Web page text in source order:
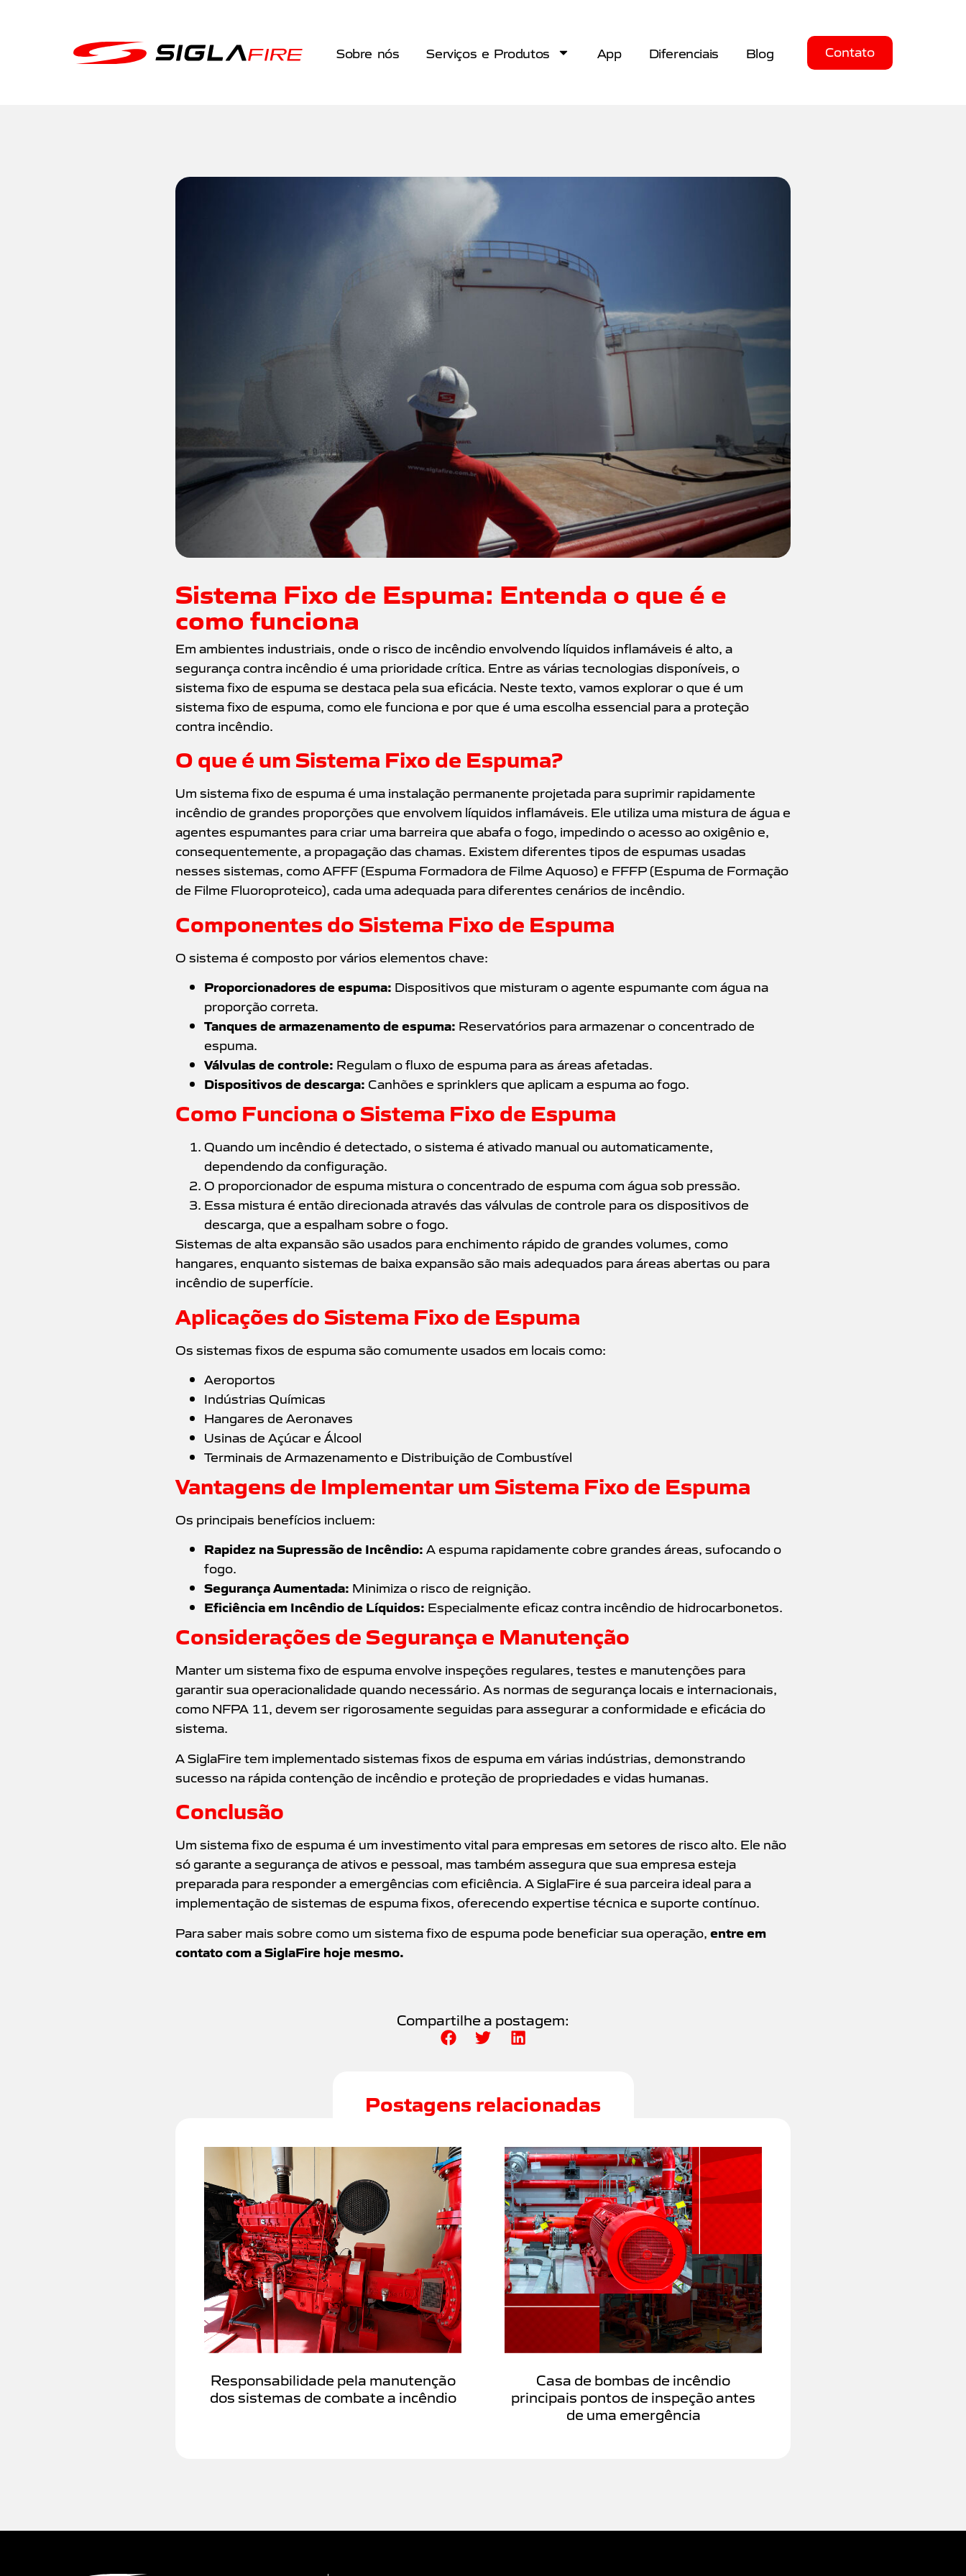
Sobre nós Serviços e Produtos App Diferenciais Blog Contato
Sistema Fixo de Espuma: Entenda o que é e
como funciona
Em ambientes industriais, onde o risco de incêndio envolvendo líquidos inflamáveis é alto, a
segurança contra incêndio é uma prioridade crítica. Entre as várias tecnologias disponíveis, o
sistema fixo de espuma se destaca pela sua eficácia. Neste texto, vamos explorar o que é um
sistema fixo de espuma, como ele funciona e por que é uma escolha essencial para a proteção
contra incêndio.
O que é um Sistema Fixo de Espuma?
Um sistema fixo de espuma é uma instalação permanente projetada para suprimir rapidamente
incêndio de grandes proporções que envolvem líquidos inflamáveis. Ele utiliza uma mistura de água e
agentes espumantes para criar uma barreira que abafa o fogo, impedindo o acesso ao oxigênio e,
consequentemente, a propagação das chamas. Existem diferentes tipos de espumas usadas
nesses sistemas, como AFFF (Espuma Formadora de Filme Aquoso) e FFFP (Espuma de Formação
de Filme Fluoroproteico), cada uma adequada para diferentes cenários de incêndio.
Componentes do Sistema Fixo de Espuma
O sistema é composto por vários elementos chave:
Proporcionadores de espuma: Dispositivos que misturam o agente espumante com água na
proporção correta.
Tanques de armazenamento de espuma: Reservatórios para armazenar o concentrado de
espuma.
Válvulas de controle: Regulam o fluxo de espuma para as áreas afetadas.
Dispositivos de descarga: Canhões e sprinklers que aplicam a espuma ao fogo.
Como Funciona o Sistema Fixo de Espuma
Quando um incêndio é detectado, o sistema é ativado manual ou automaticamente,
dependendo da configuração.
O proporcionador de espuma mistura o concentrado de espuma com água sob pressão.
Essa mistura é então direcionada através das válvulas de controle para os dispositivos de
descarga, que a espalham sobre o fogo.
Sistemas de alta expansão são usados para enchimento rápido de grandes volumes, como
hangares, enquanto sistemas de baixa expansão são mais adequados para áreas abertas ou para
incêndio de superfície.
Aplicações do Sistema Fixo de Espuma
Os sistemas fixos de espuma são comumente usados em locais como:
Aeroportos
Indústrias Químicas
Hangares de Aeronaves
Usinas de Açúcar e Álcool
Terminais de Armazenamento e Distribuição de Combustível
Vantagens de Implementar um Sistema Fixo de Espuma
Os principais benefícios incluem:
Rapidez na Supressão de Incêndio: A espuma rapidamente cobre grandes áreas, sufocando o
fogo.
Segurança Aumentada: Minimiza o risco de reignição.
Eficiência em Incêndio de Líquidos: Especialmente eficaz contra incêndio de hidrocarbonetos.
Considerações de Segurança e Manutenção
Manter um sistema fixo de espuma envolve inspeções regulares, testes e manutenções para
garantir sua operacionalidade quando necessário. As normas de segurança locais e internacionais,
como NFPA 11, devem ser rigorosamente seguidas para assegurar a conformidade e eficácia do
sistema.
A SiglaFire tem implementado sistemas fixos de espuma em várias indústrias, demonstrando
sucesso na rápida contenção de incêndio e proteção de propriedades e vidas humanas.
Conclusão
Um sistema fixo de espuma é um investimento vital para empresas em setores de risco alto. Ele não
só garante a segurança de ativos e pessoal, mas também assegura que sua empresa esteja
preparada para responder a emergências com eficiência. A SiglaFire é sua parceira ideal para a
implementação de sistemas de espuma fixos, oferecendo expertise técnica e suporte contínuo.
Para saber mais sobre como um sistema fixo de espuma pode beneficiar sua operação, entre em
contato com a SiglaFire hoje mesmo.
Compartilhe a postagem:
Postagens relacionadas
Responsabilidade pela manutenção
dos sistemas de combate a incêndio
Casa de bombas de incêndio
principais pontos de inspeção antes
de uma emergência